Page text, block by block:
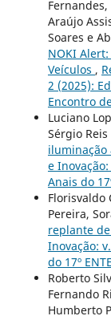
Araújo
Soares e
NOKI
Veículos ,
2 (2025):
Encontro
Luciano
Sérgio Reis
iluminação
e
Anais do
Florisvaldo
Pereira,
replante
Inovação:
do 17º
Roberto
Fernando
Humberto